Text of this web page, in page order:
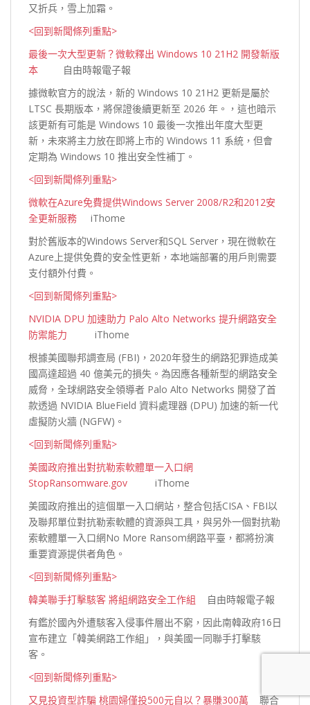
又折兵，雪上加霜。
<回到新聞條列重點>
最後一次大型更新？微軟釋出 Windows 10 21H2 開發新版
本 自由時報電子報
據微軟官方的說法，新的 Windows 10 21H2 更新是屬於
LTSC 長期版本，將保證後續更新至 2026 年。，這也暗示
該更新有可能是 Windows 10 最後一次推出年度大型更
新，未來將主力放在即將上市的 Windows 11 系統，但會
定期為 Windows 10 推出安全性補丁。
<回到新聞條列重點>
微軟在Azure免費提供Windows Server 2008/R2和2012安
全更新服務 iThome
對於舊版本的Windows Server和SQL Server，現在微軟在
Azure上提供免費的安全性更新，本地端部署的用戶則需要
支付額外付費。
<回到新聞條列重點>
NVIDIA DPU 加速助力 Palo Alto Networks 提升網路安全
防禦能力 iThome
根據美國聯邦調查局 (FBI)，2020年發生的網路犯罪造成美
國高達超過 40 億美元的損失。為因應各種新型的網路安全
威脅，全球網路安全領導者 Palo Alto Networks 開發了首
款透過 NVIDIA BlueField 資料處理器 (DPU) 加速的新一代
虛擬防火牆 (NGFW)。
<回到新聞條列重點>
美國政府推出對抗勒索軟體單一入口網
StopRansomware.gov iThome
美國政府推出的這個單一入口網站，整合包括CISA、FBI以
及聯邦單位對抗勒索軟體的資源與工具，與另外一個對抗勒
索軟體單一入口網No More Ransom網路平臺，都將扮演
重要資源提供者角色。
<回到新聞條列重點>
韓美聯手打擊駭客 將組網路安全工作組 自由時報電子報
有鑑於國內外遭駭客入侵事件層出不窮，因此南韓政府16日
宣布建立「韓美網路工作組」，與美國一同聯手打擊駭
客。
<回到新聞條列重點>
又見投資型詐騙 桃園婦僅投500元自以？暴賺300萬 聯合